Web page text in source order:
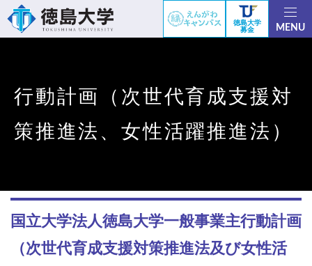
徳島大学
募金
MENU
行動計画（次世代育成支援対
策推進法、女性活躍推進法）
国立大学法人徳島大学一般事業主行動計画
（次世代育成支援対策推進法及び女性活